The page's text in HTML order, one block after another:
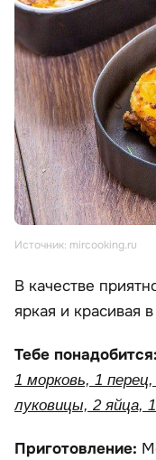
Источник: mircooking.ru
В качестве
яркая и красивая
Тебе понадобится:
1 морковь, 1
луковицы, 2 яйца,
Приготовление: